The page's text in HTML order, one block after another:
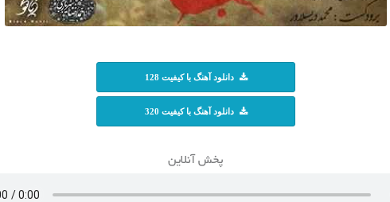
دانلود آهنگ با کیفیت 128
دانلود آهنگ با کیفیت 320
پخش آنلاین